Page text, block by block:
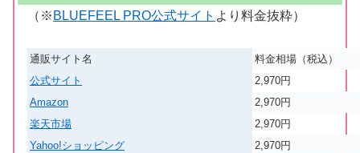
（※ BLUEFEEL PRO公式サイト より料金抜粋）
通販サイト名
料金相場（税込）
公式サイト
2,970円
Amazon
2,970円
楽天市場
2,970円
Yahoo!ショッピング
2,970円